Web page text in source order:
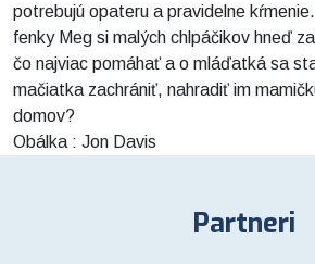
potrebujú opateru a pravidelne
fenky Meg si malých chlpáčikov hneď
čo najviac pomáhať a o mláďatká sa
mačiatka zachrániť, nahradiť im
domov?
Obálka : Jon Davis
Partneri